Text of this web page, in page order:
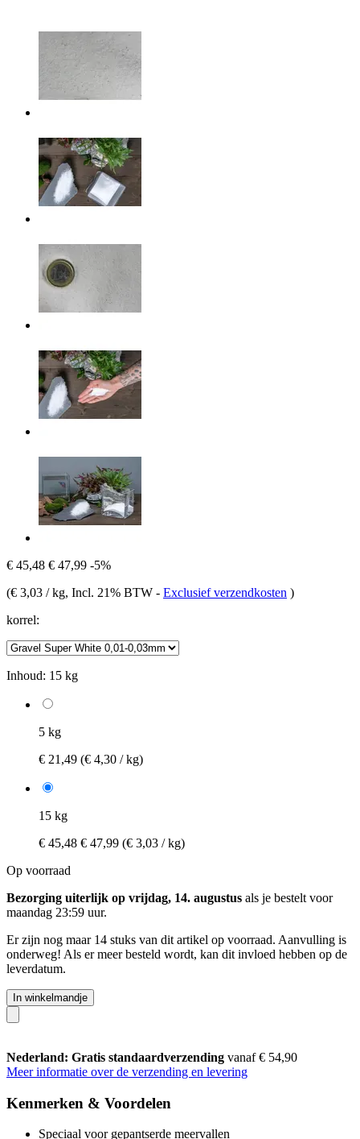
€ 45,48 € 47,99 -5%
(€ 3,03 / kg, Incl. 21% BTW - Exclusief verzendkosten )
korrel:
Inhoud: 15 kg
5 kg
€ 21,49 (€ 4,30 / kg)
15 kg
€ 45,48 € 47,99 (€ 3,03 / kg)
Op voorraad
Bezorging uiterlijk op vrijdag, 14. augustus als je bestelt voor
maandag 23:59 uur.
Er zijn nog maar 14 stuks van dit artikel op voorraad. Aanvulling is
onderweg! Als er meer besteld wordt, kan dit invloed hebben op de
leverdatum.
In winkelmandje
Nederland: Gratis standaardverzending vanaf € 54,90
Meer informatie over de verzending en levering
Kenmerken & Voordelen
Speciaal voor gepantserde meervallen